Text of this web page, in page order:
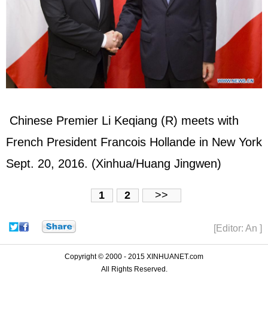
Chinese Premier Li Keqiang (R) meets with
French President Francois Hollande in New York
Sept. 20, 2016. (Xinhua/Huang Jingwen)
1 2 >>
[Editor: An ]
Copyright © 2000 - 2015 XINHUANET.com
All Rights Reserved.